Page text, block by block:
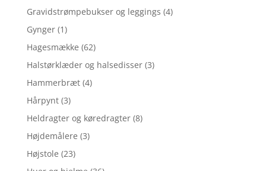
Gravidstrømpebukser og leggings (4)
Gynger (1)
Hagesmække (62)
Halstørklæder og halsedisser (3)
Hammerbræt (4)
Hårpynt (3)
Heldragter og køredragter (8)
Højdemålere (3)
Højstole (23)